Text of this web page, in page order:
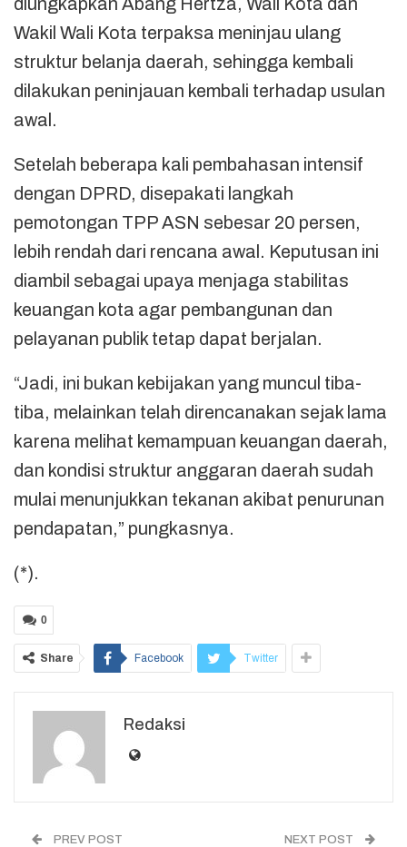
Wakil Wali Kota terpaksa meninjau ulang
struktur belanja daerah, sehingga kembali
dilakukan peninjauan kembali terhadap usulan
awal.
Setelah beberapa kali pembahasan intensif
dengan DPRD, disepakati langkah
pemotongan TPP ASN sebesar 20 persen,
lebih rendah dari rencana awal. Keputusan ini
diambil sebagai upaya menjaga stabilitas
keuangan kota agar pembangunan dan
pelayanan publik tetap dapat berjalan.
“Jadi, ini bukan kebijakan yang muncul tiba-
tiba, melainkan telah direncanakan sejak lama
karena melihat kemampuan keuangan daerah,
dan kondisi struktur anggaran daerah sudah
mulai menunjukkan tekanan akibat penurunan
pendapatan,” pungkasnya.
(*).
0
Share Facebook Twitter
Redaksi
PREV POST NEXT POST